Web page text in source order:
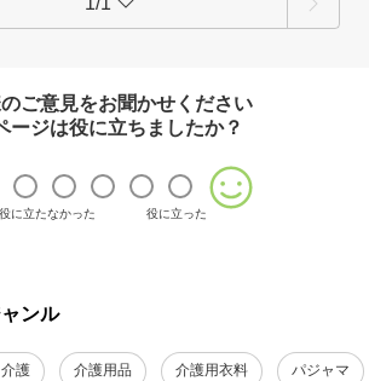
起こるべきではなく、深くお詫び申し上げます。
ご意見をお聞かせください
ージは役に立ちましたか？
役に立たなかった 役に立った
ンル
護 介護用品 介護用衣料 パジャマ